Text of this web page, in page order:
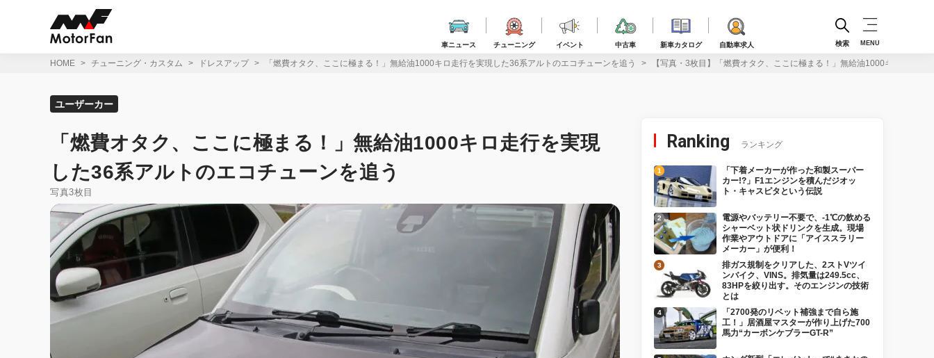
車ニュース チューニング イベント 中古車 新車カタログ 自動車求人 検索 MENU
HOME チューニング・カスタム ドレスアップ 「燃費オタク、ここに極まる！」無給油1000キロ走行を実現した36系アルトのエコチューンを追う 【写真・3枚目】「燃費オタク、ここに極まる！」無給油1000キロ走行を
ユーザーカー
「燃費オタク、ここに極まる！」無給油1000キロ走行を実現
した36系アルトのエコチューンを追う
写真3枚目
Ranking ランキング
「下着メーカーが作った和製スーパー
カー!?」F1エンジンを積んだジオッ
ト・キャスピタという伝説
電源やバッテリー不要で、-1℃の飲める
シャーベット状ドリンクを生成。現場
作業やアウトドアに「アイススラリー
メーカー」が便利！
排ガス規制をクリアした、2ストVツイ
ンバイク、VINS。排気量は249.5cc、
83HPを絞り出す。そのエンジンの技術
とは
「2700発のリベット補強まで自ら施
工！」居酒屋マスターが作り上げた700
馬力“カーボンケブラーGT-R”